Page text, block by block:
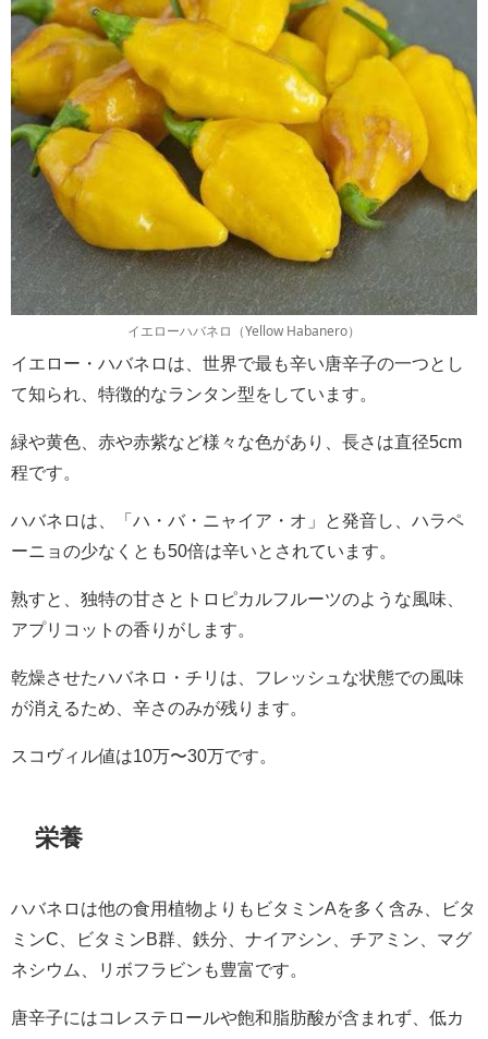
イエローハバネロ（Yellow Habanero）
イエロー・ハバネロは、世界で最も辛い唐辛子の一つとし
て知られ、特徴的なランタン型をしています。
緑や黄色、赤や赤紫など様々な色があり、長さは直径5cm
程です。
ハバネロは、「ハ・バ・ニャイア・オ」と発音し、ハラペ
ーニョの少なくとも50倍は辛いとされています。
熟すと、独特の甘さとトロピカルフルーツのような風味、
アプリコットの香りがします。
乾燥させたハバネロ・チリは、フレッシュな状態での風味
が消えるため、辛さのみが残ります。
スコヴィル値は10万〜30万です。
栄養
ハバネロは他の食用植物よりもビタミンAを多く含み、ビタ
ミンC、ビタミンB群、鉄分、ナイアシン、チアミン、マグ
ネシウム、リボフラビンも豊富です。
唐辛子にはコレステロールや飽和脂肪酸が含まれず、低カ